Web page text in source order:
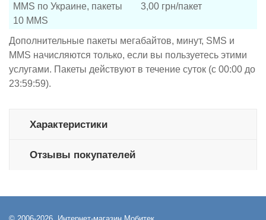
MMS по Украине, пакеты
10 MMS
3,00 грн/пакет
Дополнительные пакеты мегабайтов, минут, SMS и
MMS начисляются только, если вы пользуетесь этими
услугами. Пакеты действуют в течение суток (с 00:00 до
23:59:59).
Характеристики
Отзывы покупателей